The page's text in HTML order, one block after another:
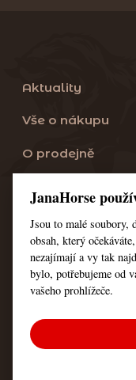
Aktuality
Vše o nákupu
O prodejně
Servis
Kontakt
Nastavení cookies
© Všechna
JanaHorse
Jsou to malé soubory,
obsah, který
nezajímají a vy tak
bylo, potřebujeme od
vašeho prohlížeče.